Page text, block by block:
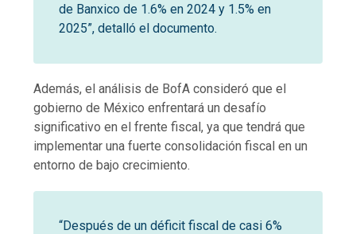
de Banxico de 1.6% en 2024 y 1.5% en
2025”, detalló el documento.
Además, el análisis de BofA consideró que el
gobierno de México enfrentará un desafío
significativo en el frente fiscal, ya que tendrá que
implementar una fuerte consolidación fiscal en un
entorno de bajo crecimiento.
“Después de un déficit fiscal de casi 6%